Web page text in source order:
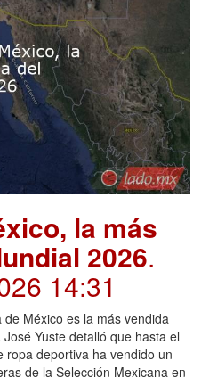
la más
2026.
14:31
México es la más vendida
Yuste detalló que hasta el
ropa deportiva ha vendido un
de la Selección Mexicana en